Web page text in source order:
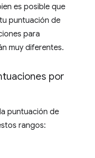
es posible que
puntuación de
para
muy diferentes.
por
puntuación de
rangos: